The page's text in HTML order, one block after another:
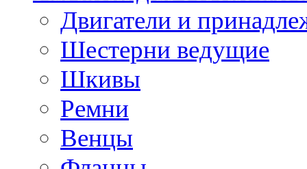
Двигатели и
Шестерни ведущие
Шкивы
Ремни
Венцы